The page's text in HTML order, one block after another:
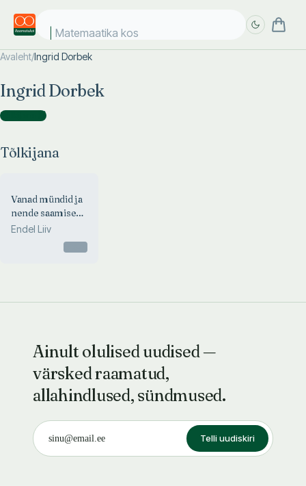
Matemaatika kosm
Avaleht/Ingrid Dorbek
Ingrid Dorbek
Tõlkijana )
Tõlkijana
Vanad mündid ja
nende saamise
lugu
Endel Liiv
Ainult olulised uudised —
värsked raamatud,
allahindlused, sündmused.
Telli uudiskiri